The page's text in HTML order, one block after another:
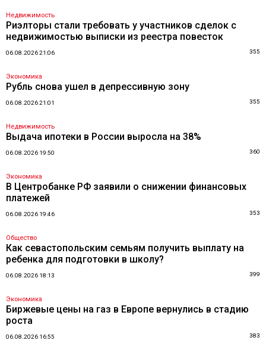
Недвижимость
Риэлторы стали требовать у участников сделок с
недвижимостью выписки из реестра повесток
06.08.2026 21:06 355
Экономика
Рубль снова ушел в депрессивную зону
06.08.2026 21:01 355
Недвижимость
Выдача ипотеки в России выросла на 38%
06.08.2026 19:50 360
Экономика
В Центробанке РФ заявили о снижении финансовых
платежей
06.08.2026 19:46 353
Общество
Как севастопольским семьям получить выплату на
ребенка для подготовки в школу?
06.08.2026 18:13 399
Экономика
Биржевые цены на газ в Европе вернулись в стадию
роста
06.08.2026 16:55 383